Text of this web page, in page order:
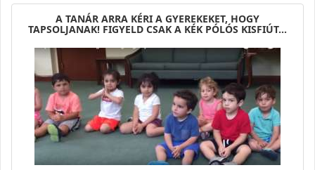
A TANÁR ARRA KÉRI A GYEREKEKET, HOGY
TAPSOLJANAK! FIGYELD CSAK A KÉK PÓLÓS KISFIÚT...